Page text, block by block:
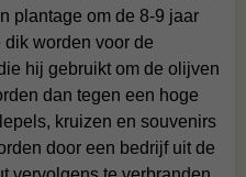
plantage om de 8-9 jaar
worden voor de
hij gebruikt om de olijven
dan tegen een hoge
kruizen en souvenirs
door een bedrijf uit de